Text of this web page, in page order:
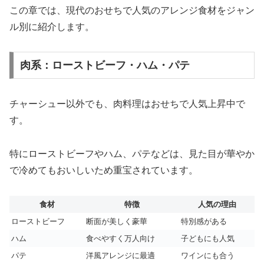
この章では、現代のおせちで人気のアレンジ食材をジャン
ル別に紹介します。
肉系：ローストビーフ・ハム・パテ
チャーシュー以外でも、肉料理はおせちで人気上昇中で
す。
特にローストビーフやハム、パテなどは、見た目が華やか
で冷めてもおいしいため重宝されています。
食材 特徴
人気の理由
ローストビーフ
断面が美しく豪華
特別感がある
ハム
食べやすく万人向け
子どもにも人気
パテ
洋風アレンジに最適 ワインにも合う